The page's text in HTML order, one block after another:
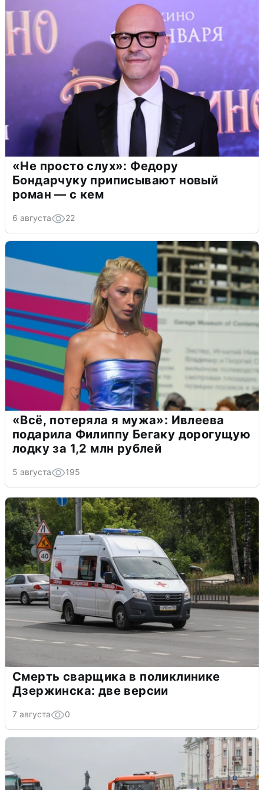
«Не просто слух»: Федору
Бондарчуку приписывают новый
роман — с кем
6 августа 22
«Всё, потеряла я мужа»: Ивлеева
подарила Филиппу Бегаку дорогущую
лодку за 1,2 млн рублей
5 августа 195
Смерть сварщика в поликлинике
Дзержинска: две версии
7 августа 0